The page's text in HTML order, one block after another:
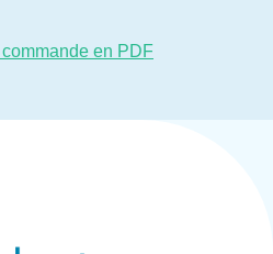
commande en PDF